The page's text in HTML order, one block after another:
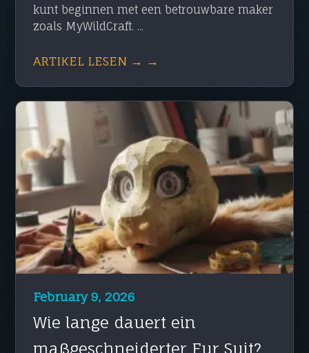
kunt beginnen met een betrouwbare maker
zoals MyWildCraft. ...
ARTIKEL LESEN → →
February 9, 2026
Wie lange dauert ein
maßgeschneiderter Fur Suit?